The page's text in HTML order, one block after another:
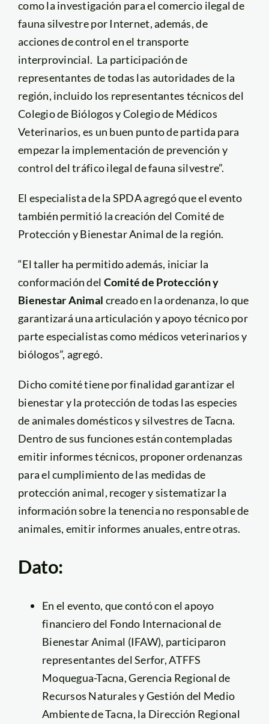
como la investigación para el comercio ilegal de
fauna silvestre por Internet, además, de
acciones de control en el transporte
interprovincial. La participación de
representantes de todas las autoridades de la
región, incluido los representantes técnicos del
Colegio de Biólogos y Colegio de Médicos
Veterinarios, es un buen punto de partida para
empezar la implementación de prevención y
control del tráfico ilegal de fauna silvestre”.
El especialista de la SPDA agregó que el evento
también permitió la creación del Comité de
Protección y Bienestar Animal de la región.
“El taller ha permitido además, iniciar la
conformación del Comité de Protección y
Bienestar Animal creado en la ordenanza, lo que
garantizará una articulación y apoyo técnico por
parte especialistas como médicos veterinarios y
biólogos”, agregó.
Dicho comité tiene por finalidad garantizar el
bienestar y la protección de todas las especies
de animales domésticos y silvestres de Tacna.
Dentro de sus funciones están contempladas
emitir informes técnicos, proponer ordenanzas
para el cumplimiento de las medidas de
protección animal, recoger y sistematizar la
información sobre la tenencia no responsable de
animales, emitir informes anuales, entre otras.
Dato:
En el evento, que contó con el apoyo
financiero del Fondo Internacional de
Bienestar Animal (IFAW), participaron
representantes del Serfor, ATFFS
Moquegua-Tacna, Gerencia Regional de
Recursos Naturales y Gestión del Medio
Ambiente de Tacna, la Dirección Regional